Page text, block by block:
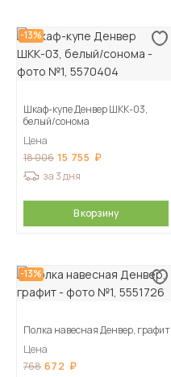
-13%
Шкаф-купе Денвер ШКК-03,
белый/сонома
Цена
18 006 15 755
за 3 дня
В корзину
-13%
Полка навесная Денвер, графит
Цена
768 672